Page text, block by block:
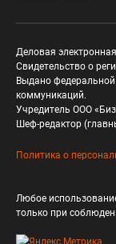
Деловая
Свидетельство о
Выдано
коммуникаций.
Учредитель ООО
Шеф-редактор
Политика о
Любое
только при